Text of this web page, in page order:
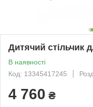
Дитячий стільчик
В наявності
Код: 13345417245
4 760 ₴